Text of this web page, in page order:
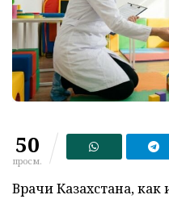
50
просм.
Врачи Казахстана,